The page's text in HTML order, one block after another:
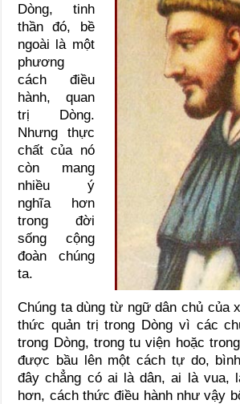
Dòng, tinh
thần đó, bề
ngoài là một
phương
cách điều
hành, quan
trị Dòng.
Nhưng thực
chất của nó
còn mang
nhiều ý
nghĩa hơn
trong đời
sống cộng
đoàn chúng
ta.
Chúng ta dùng từ ngữ dân chủ của
thức quản trị trong Dòng vì các
trong Dòng, trong tu viện hoặc
được bầu lên một cách tự do,
đây chẳng có ai là dân, ai là vua,
hơn, cách thức điều hành như vậy